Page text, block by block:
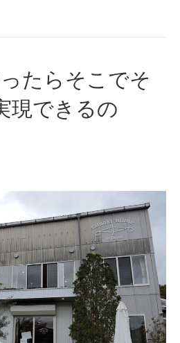
たらそこでそ
現できるの